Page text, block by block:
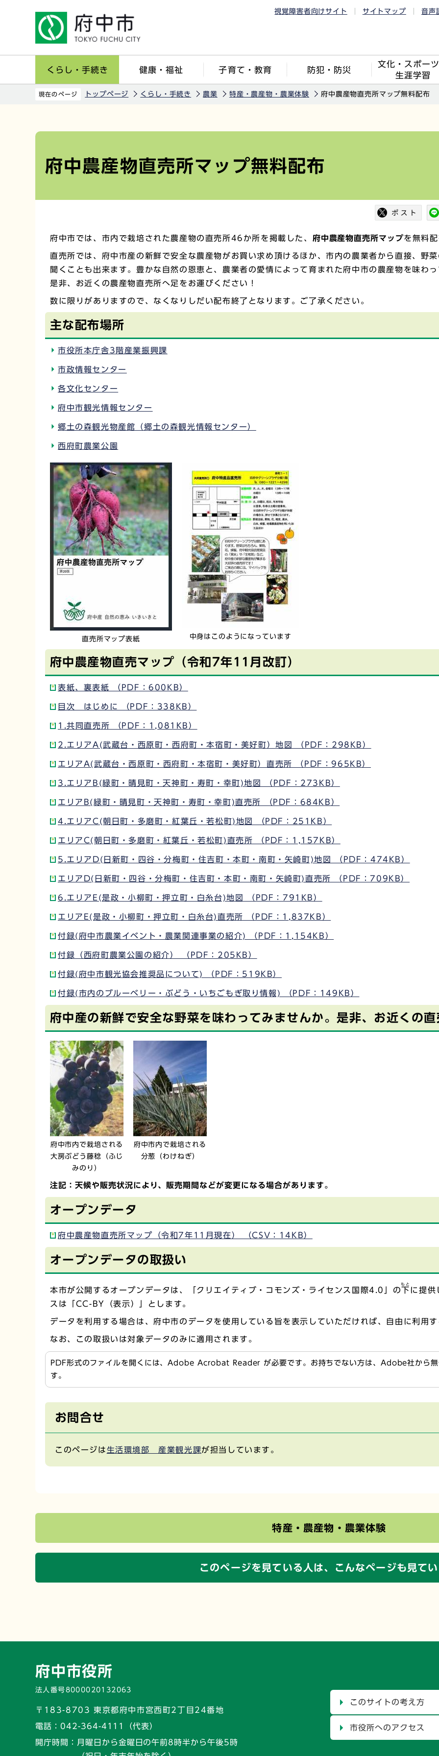
視覚障害者向けサイト サイトマップ 音声
くらし・手続き 健康・福祉 子育て・教育 防犯・防災
文化・スポー
生涯学習
現在のページ トップページ くらし・手続き 農業 特産・農産物・農業体験 府中農産物直売所マップ無料配布
府中農産物直売所マップ無料配布
府中市では、市内で栽培された農産物の直売所46か所を掲載した、 府中農産物直売所マップを無料
直売所では、府中市産の新鮮で安全な農産物がお買い求め頂けるほか、市内の農業者から直接、野
聞くことも出来ます。豊かな自然の恩恵と、農業者の愛情によって育まれた府中市の農産物を味わ
是非、お近くの農産物直売所へ足をお運びください！
数に限りがありますので、なくなりしだい配布終了となります。ご了承ください。
主な配布場所
市役所本庁舎3階産業振興課
市政情報センター
各文化センター
府中市観光情報センター
郷土の森観光物産館（郷土の森観光情報センター）
西府町農業公園
直売所マップ表紙 中身はこのようになっています
府中農産物直売マップ（令和7年11月改訂）
表紙、裏表紙 （PDF：600KB）
目次 はじめに （PDF：338KB）
1.共同直売所 （PDF：1,081KB）
2.エリアA(武蔵台・西原町・西府町・本宿町・美好町）地図 （PDF：298KB）
エリアA(武蔵台・西原町・西府町・本宿町・美好町）直売所 （PDF：965KB）
3.エリアB(緑町・晴見町・天神町・寿町・幸町)地図 （PDF：273KB）
エリアB(緑町・晴見町・天神町・寿町・幸町)直売所 （PDF：684KB）
4.エリアC(朝日町・多磨町・紅葉丘・若松町)地図 （PDF：251KB）
エリアC(朝日町・多磨町・紅葉丘・若松町)直売所 （PDF：1,157KB）
5.エリアD(日新町・四谷・分梅町・住吉町・本町・南町・矢崎町)地図 （PDF：474KB）
エリアD(日新町・四谷・分梅町・住吉町・本町・南町・矢崎町)直売所 （PDF：709KB）
6.エリアE(是政・小柳町・押立町・白糸台)地図 （PDF：791KB）
エリアE(是政・小柳町・押立町・白糸台)直売所 （PDF：1,837KB）
付録(府中市農業イベント・農業関連事業の紹介) （PDF：1,154KB）
付録（西府町農業公園の紹介） （PDF：205KB）
付録(府中市観光協会推奨品について) （PDF：519KB）
付録(市内のブルーベリー・ぶどう・いちごもぎ取り情報) （PDF：149KB）
府中産の新鮮で安全な野菜を味わってみませんか。是非、お近くの
府中市内で栽培される
大房ぶどう藤稔（ふじ
みのり）
府中市内で栽培される
分葱（わけねぎ）
注記：天候や販売状況により、販売期間などが変更になる場合があります。
オープンデータ
府中農産物直売所マップ（令和7年11月現在） （CSV：14KB）
オープンデータの取扱い
本市が公開するオープンデータは、「クリエイティブ・コモンズ・ライセンス国際4.0」の下
もと
に提供
スは「CC-BY（表示）」とします。
データを利用する場合は、府中市のデータを使用している旨を表示していただければ、自由に利用
なお、この取扱いは対象データのみに適用されます。
PDF形式のファイルを開くには、Adobe Acrobat Reader が必要です。お持ちでない方は、Adobe社から無
す。
お問合せ
このページは生活環境部 産業観光課が担当しています。
特産・農産物・農業体験
このページを見ている人は、 こんなページも見て
府中市役所
法人番号8000020132063
〒183-8703 東京都府中市宮西町2丁目24番地
電話： 042-364-4111（代表）
開庁時間： 月曜日から金曜日の午前8時半から午後5時
このサイトの考え方
市役所へのアクセス